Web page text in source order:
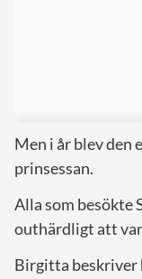
Men i år blev den
prinsessan.
Alla som besökte
outhärdligt att
Birgitta beskriver